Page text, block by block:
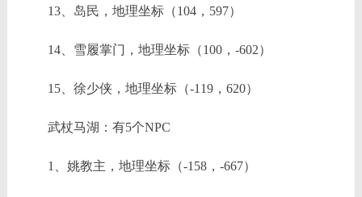
13、岛民，地理坐标（104，597）
14、雪履掌门，地理坐标（100，-602）
15、徐少侠，地理坐标（-119，620）
武杖马湖：有5个NPC
1、姚教主，地理坐标（-158，-667）